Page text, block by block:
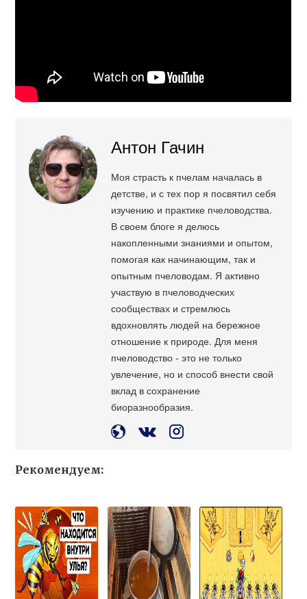
Антон Гачин
Моя страсть к пчелам началась в
детстве, и с тех пор я посвятил себя
изучению и практике пчеловодства.
В своем блоге я делюсь
накопленными знаниями и опытом,
помогая как начинающим, так и
опытным пчеловодам. Я активно
участвую в пчеловодческих
сообществах и стремлюсь
вдохновлять людей на бережное
отношение к природе. Для меня
пчеловодство - это не только
увлечение, но и способ внести свой
вклад в сохранение
биоразнообразия.
Рекомендуем: